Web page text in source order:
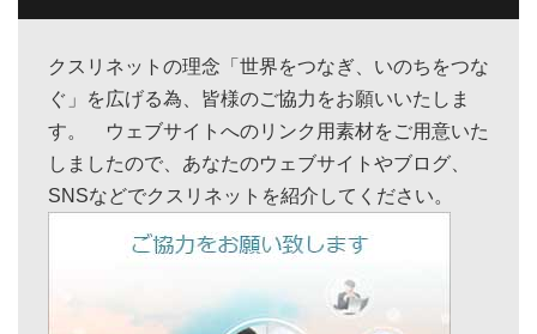
クスリネットの理念「世界をつなぎ、いのちをつな
ぐ」を広げる為、皆様のご協力をお願いいたしま
す。 ウェブサイトへのリンク用素材をご用意いた
しましたので、あなたのウェブサイトやブログ、
SNSなどでクスリネットを紹介してください。